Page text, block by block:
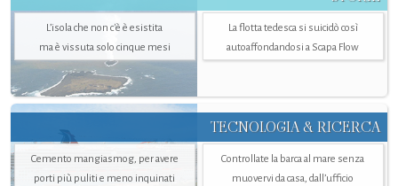
L’isola che non c'è è esistita
ma è vissuta solo cinque mesi
La flotta tedesca si suicidò così
autoaffondandosi a Scapa Flow
TECNOLOGIA & RICERCA
Cemento mangiasmog, per avere
porti più puliti e meno inquinati
Controllate la barca al mare senza
muovervi da casa, dall’ufficio